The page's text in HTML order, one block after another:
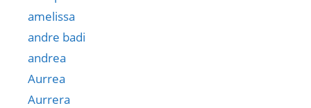
amelissa
andre badi
andrea
Aurrea
Aurrera